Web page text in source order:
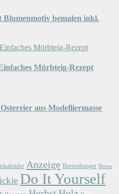
bemalen inkl.
Mürbteig-Rezept
aus Modelliermasse
Anzeige Beerenhunger Beton
Do It Yourself